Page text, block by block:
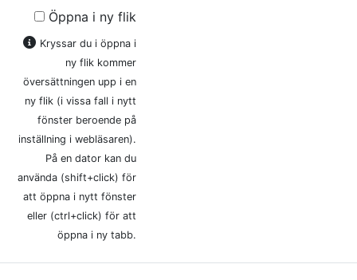
Öppna i ny flik
Kryssar du i öppna i
ny flik kommer
översättningen upp i en
ny flik (i vissa fall i nytt
fönster beroende på
inställning i webläsaren).
På en dator kan du
använda (shift+click) för
att öppna i nytt fönster
eller (ctrl+click) för att
öppna i ny tabb.